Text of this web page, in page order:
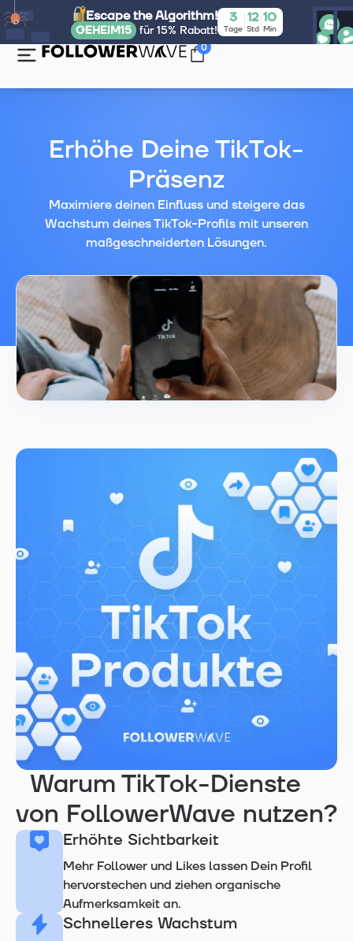
Escape the Algorithm!
GEHEIM15 für 15% Rabatt!
3
Tage
12
Std
10
Min
0
Erhöhe Deine TikTok-
Präsenz
Maximiere deinen Einfluss und steigere das
Wachstum deines TikTok-Profils mit unseren
maßgeschneiderten Lösungen.
Warum TikTok-Dienste
von FollowerWave nutzen?
Erhöhte Sichtbarkeit
Mehr Follower und Likes lassen Dein Profil
hervorstechen und ziehen organische
Aufmerksamkeit an.
Schnelleres Wachstum